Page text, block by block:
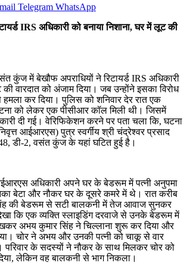
Telegram WhatsApp
IRS अधिकारी को बनाया निशाना, घर में लूट की
कुंज में बेखौफ अपराधियों ने रिटायर्ड IRS अधिकारी
वारदात को अंजाम दिया। जब उन्होंने इसका विरोध
कर दिया। पुलिस को शनिवार देर रात एक
को लेकर एक पीसीआर कॉल मिली थी। जिसमें
दी गई। वेरिफिकेशन करने पर पता चला कि, घटना
आईआरएस) पुत्र स्वर्गीय श्री चंद्रेश्वर प्रसाद
डी-2, वसंत कुंज के यहां घटित हुई है।
अधिकारी अपने घर के बेडरूम में पत्नी अनुपमा
बेटा और नौकर घर के दूसरे कमरे में थे। रात करीब
की बेडरूम से सटी बालकनी में तेज आवाज सुनकर
कि एक व्यक्ति स्लाइडिंग दरवाजे से उनके बेडरूम में
अभय कुमार सिंह ने चिल्लाना शुरू कर दिया और
चोर ने अभय और उनकी पत्नी को चाकू से वार
के सदस्यों ने नौकर के साथ मिलकर चोर को
लेकिन वह बालकनी से भाग निकला।